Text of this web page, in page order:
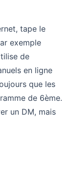
tape le
exemple
de
en ligne
que les
de 6ème.
un DM, mais